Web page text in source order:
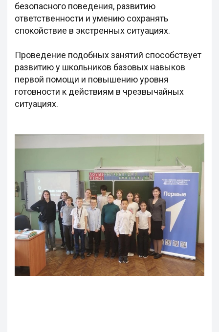
безопасного поведения, развитию
ответственности и умению сохранять
спокойствие в экстренных ситуациях.
Проведение подобных занятий способствует
развитию у школьников базовых навыков
первой помощи и повышению уровня
готовности к действиям в чрезвычайных
ситуациях.